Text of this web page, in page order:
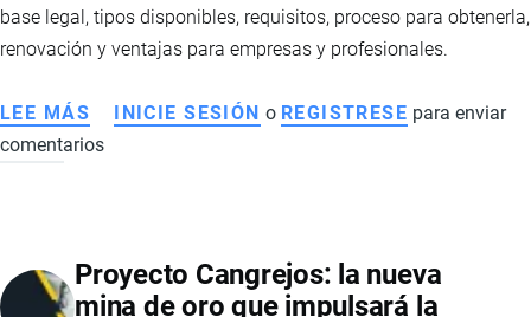
base legal, tipos disponibles, requisitos, proceso para obtenerla,
renovación y ventajas para empresas y profesionales.
LEE MÁS SOBRE
CÓMO
ELECTRÓNICA
EN
INICIE SESIÓN o REGISTRESE para enviar
comentarios
Proyecto Cangrejos: la nueva
mina de oro que impulsará la